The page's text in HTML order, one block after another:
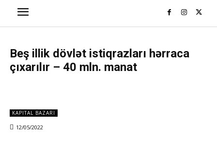
Beş illik dövlət istiqrazları hərraca
çıxarılır – 40 mln. manat
KAPITAL BAZARI
12/05/2022